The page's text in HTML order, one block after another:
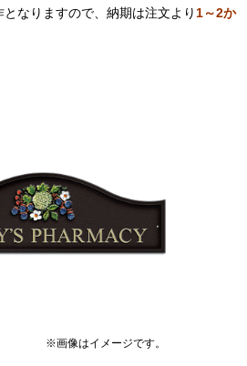
なりますので、納期は注文より 1～2か
※画像はイメージです。